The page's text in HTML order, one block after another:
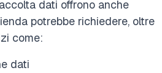
dati offrono anche
potrebbe richiedere, oltre
come:
dati